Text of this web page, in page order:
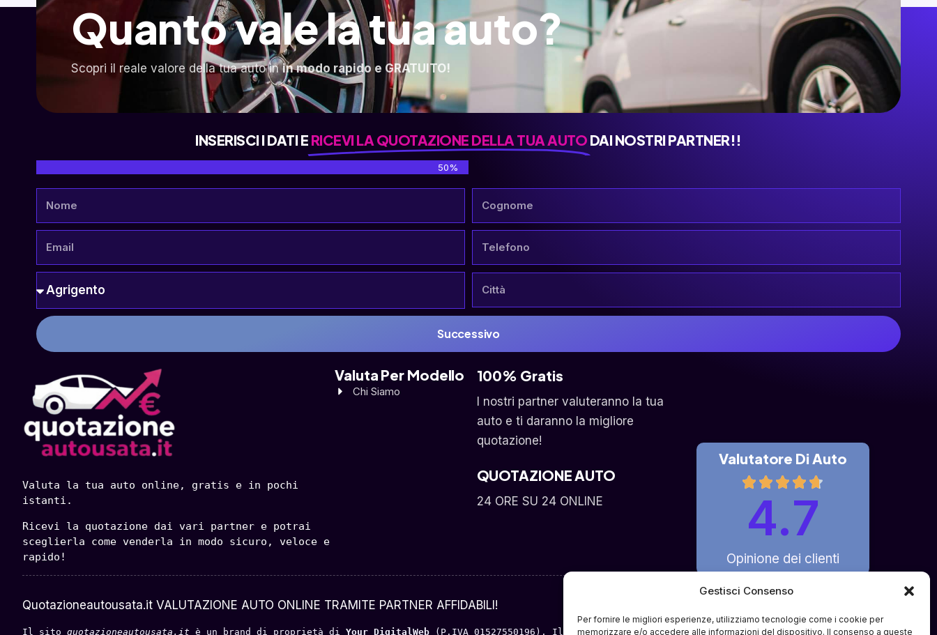
Gestisci Consenso
Per fornire le migliori esperienze, utilizziamo tecnologie come i cookie per
memorizzare e/o accedere alle informazioni del dispositivo. Il consenso a queste
Quanto vale la tua auto?
Scopri il reale valore della tua auto inin modo rapido e GRATUITO!
INSERISCI I DATI E RICEVI LA QUOTAZIONE DELLA TUA AUTO DAI NOSTRI PARTNER!!
50%
Successivo
Valuta la tua auto online, gratis e in pochi
istanti.
Ricevi la quotazione dai vari partner e potrai
sceglierla come venderla in modo sicuro, veloce e
rapido!
Valuta Per Modello
Chi Siamo
100% Gratis
I nostri partner valuteranno la tua
auto e ti daranno la migliore
quotazione!
QUOTAZIONE AUTO
24 ORE SU 24 ONLINE
Valutatore Di Auto
Opinione dei clienti
4.7
Quotazioneautousata.it VALUTAZIONE AUTO ONLINE TRAMITE PARTNER AFFIDABILI!
Il sito quotazioneautousata.it è un brand di proprietà di Your DigitalWeb (P.IVA 01527550196). Il servizio offerto è di pura intermediazione